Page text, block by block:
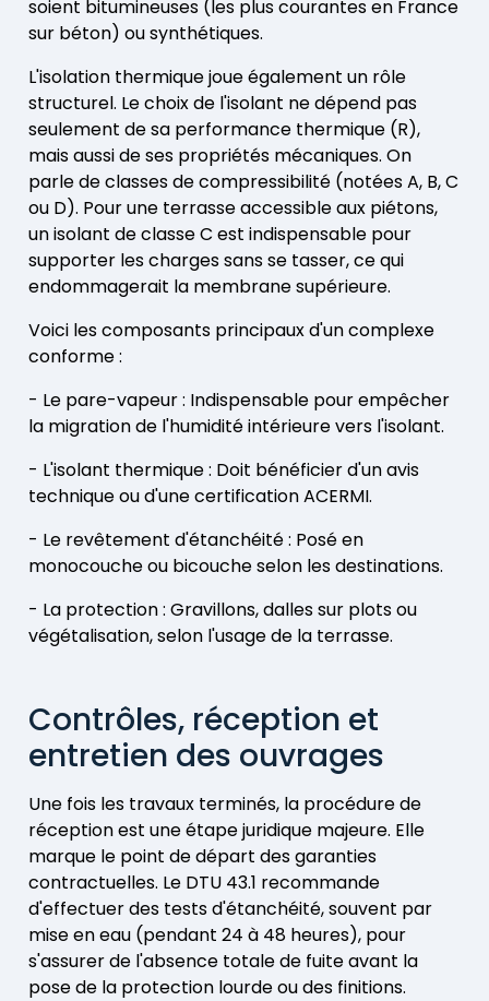
soient bitumineuses (les plus courantes en France
sur béton) ou synthétiques.
L'isolation thermique joue également un rôle
structurel. Le choix de l'isolant ne dépend pas
seulement de sa performance thermique (R),
mais aussi de ses propriétés mécaniques. On
parle de classes de compressibilité (notées A, B, C
ou D). Pour une terrasse accessible aux piétons,
un isolant de classe C est indispensable pour
supporter les charges sans se tasser, ce qui
endommagerait la membrane supérieure.
Voici les composants principaux d'un complexe
conforme :
- Le pare-vapeur : Indispensable pour empêcher
la migration de l'humidité intérieure vers l'isolant.
- L'isolant thermique : Doit bénéficier d'un avis
technique ou d'une certification ACERMI.
- Le revêtement d'étanchéité : Posé en
monocouche ou bicouche selon les destinations.
- La protection : Gravillons, dalles sur plots ou
végétalisation, selon l'usage de la terrasse.
Contrôles, réception et
entretien des ouvrages
Une fois les travaux terminés, la procédure de
réception est une étape juridique majeure. Elle
marque le point de départ des garanties
contractuelles. Le DTU 43.1 recommande
d'effectuer des tests d'étanchéité, souvent par
mise en eau (pendant 24 à 48 heures), pour
s'assurer de l'absence totale de fuite avant la
pose de la protection lourde ou des finitions.